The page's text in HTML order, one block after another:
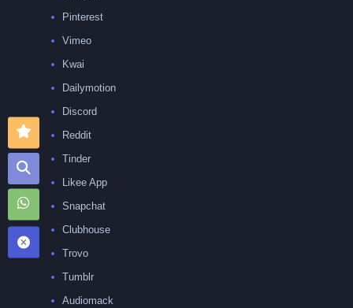
Pinterest
Vimeo
Kwai
Dailymotion
Discord
Reddit
Tinder
Likee App
Snapchat
Clubhouse
Trovo
Tumblr
Audiomack